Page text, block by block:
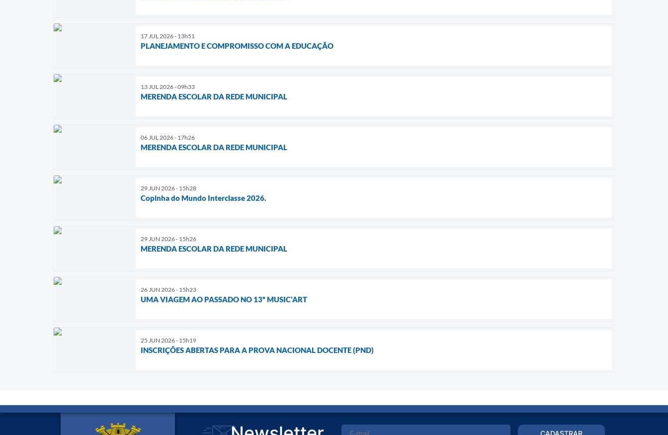
17 JUL 2026 - 13h51
PLANEJAMENTO E COMPROMISSO COM A EDUCAÇÃO
13 JUL 2026 - 09h33
MERENDA ESCOLAR DA REDE MUNICIPAL
06 JUL 2026 - 17h26
MERENDA ESCOLAR DA REDE MUNICIPAL
29 JUN 2026 - 15h28
Copinha do Mundo Interclasse 2026.
29 JUN 2026 - 15h26
MERENDA ESCOLAR DA REDE MUNICIPAL
26 JUN 2026 - 15h23
UMA VIAGEM AO PASSADO NO 13º MUSIC’ART
25 JUN 2026 - 15h19
INSCRIÇÕES ABERTAS PARA A PROVA NACIONAL DOCENTE (PND)
CADASTRAR